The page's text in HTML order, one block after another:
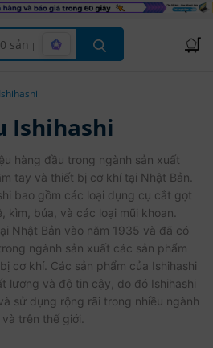
Ishihashi
Ishihashi
hàng đầu trong ngành sản xuất
tay và thiết bị cơ khí tại Nhật Bản.
bao gồm các loại dụng cụ cắt gọt
kìm, búa, và các loại mũi khoan.
Nhật Bản vào năm 1935 và đã có
ngành sản xuất các sản phẩm
cơ khí. Các sản phẩm của Ishihashi
lượng và độ tin cậy, do đó Ishihashi
sử dụng rộng rãi trong nhiều ngành
trên thế giới.